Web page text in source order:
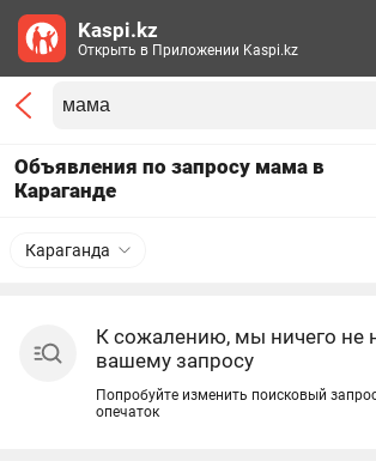
Объявления по запросу мама в
Караганде
Караганда
К сожалению, мы ничего не
вашему запросу
Попробуйте изменить поисковый
опечаток
Kaspi.kz
Открыть в Приложении Kaspi.kz